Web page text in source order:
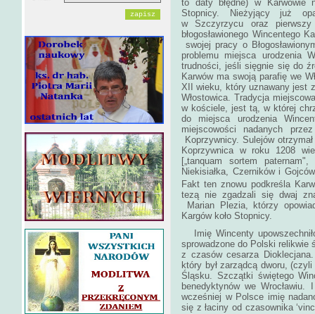
to daty błędne) w Karwowie
Stopnicy. Nieżyjący już
w Szczyrzycu oraz
błogosławionego Wincentego
swojej pracy o
problemu miejsca urodzenia
trudności, jeśli sięgnie się do
Karwów ma swoją parafię we
XII wieku, który uznawany jest
Włostowica. Tradycja
w kościele, jest tą, w której
do miejsca urodzenia
miejscowości nadanych
Koprzywnicy. Sulejów
Koprzywnica w roku 1208
[„tanquam sortem
Niekisiałka, Czerników i
Fakt ten znowu podkreśla
tezą nie zgadzali się dwaj
Marian Plezia, którzy
Kargów koło
Imię Wincenty
sprowadzone do Polski relikwie
z czasów cesarza
który był zarządcą dworu,
Śląsku. Szczątki świętego
benedyktynów we
wcześniej w Polsce imię
się z łaciny od czasownika